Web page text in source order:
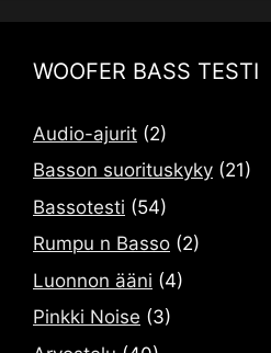
WOOFER BASS TESTI
Audio-ajurit (2)
Basson suorituskyky (21)
Bassotesti (54)
Rumpu n Basso (2)
Luonnon ääni (4)
Pinkki Noise (3)